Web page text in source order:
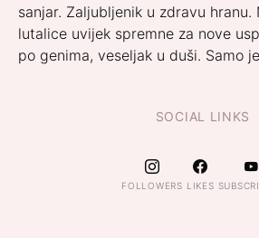
sanjar. Zaljubljenik u zdravu
lutalice uvijek spremne za nove
po genima, veseljak u duši. Samo
SOCIAL LINKS
FOLLOWERS LIKES